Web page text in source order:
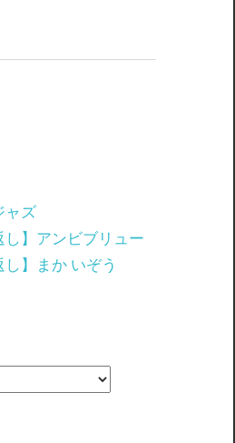
ャズ
し】アンビブリュー
し】まか いぞう